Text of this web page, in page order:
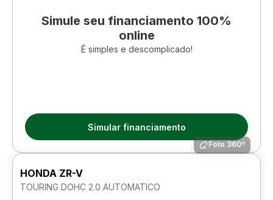
Simule seu financiamento 100%
online
É simples e descomplicado!
Simular financiamento
Foto 360º
HONDA ZR-V
TOURING DOHC 2.0 AUTOMATICO